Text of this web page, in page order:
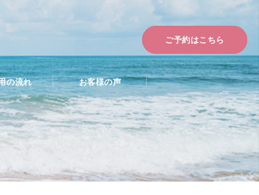
ご予約はこちら
の流れ お客様の声